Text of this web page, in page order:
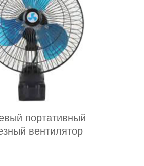
портативный
вентилятор